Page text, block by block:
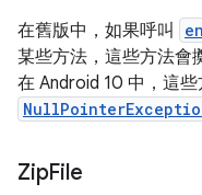
在舊版中，如果呼叫
某些方法，這些方法會
在 Android 10 中，這
ZipFile